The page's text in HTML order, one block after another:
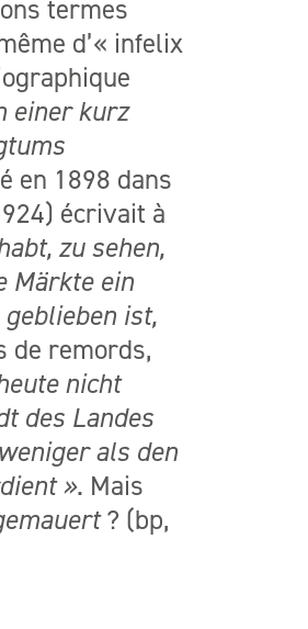
termes
d’« infelix
einer kurz
en 1898 dans
écrivait à
zu sehen,
Märkte ein
ist,
remords,
nicht
des Landes
als den
». Mais
? (bp,